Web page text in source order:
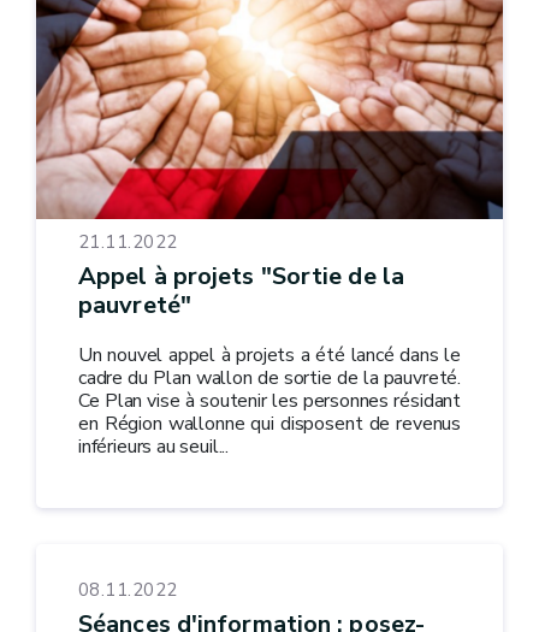
21.11.2022
Appel à projets "Sortie de la
pauvreté"
Un nouvel appel à projets a été lancé dans le
cadre du Plan wallon de sortie de la pauvreté.
Ce Plan vise à soutenir les personnes résidant
en Région wallonne qui disposent de revenus
inférieurs au seuil...
08.11.2022
Séances d'information : posez-